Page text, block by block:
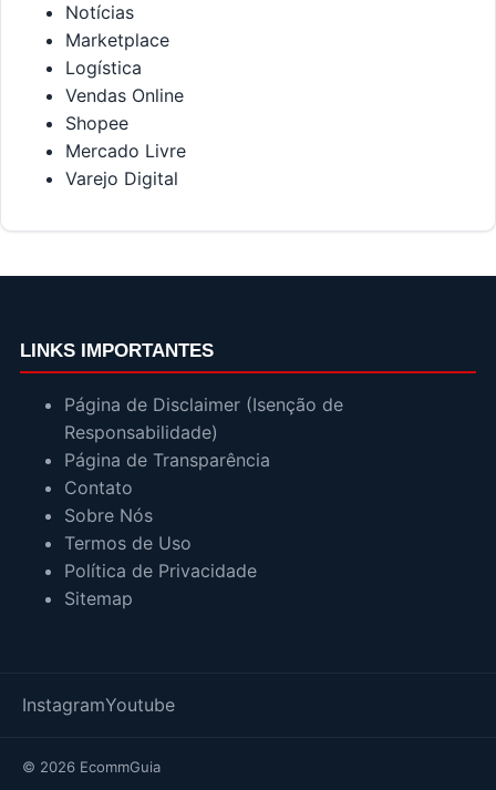
Notícias
Marketplace
Logística
Vendas Online
Shopee
Mercado Livre
Varejo Digital
LINKS IMPORTANTES
Página de Disclaimer (Isenção de
Responsabilidade)
Página de Transparência
Contato
Sobre Nós
Termos de Uso
Política de Privacidade
Sitemap
InstagramYoutube
© 2026 EcommGuia